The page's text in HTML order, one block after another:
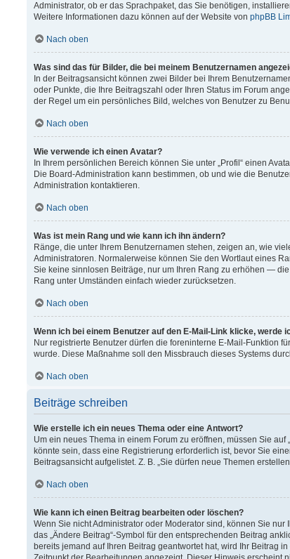
Administrator, ob er das Sprachpaket, das Sie benötigen,
Weitere Informationen dazu können auf der Website von phpBB
Nach oben
Was sind das für Bilder, die bei meinem Benutzernamen
In der Beitragsansicht können zwei Bilder bei Ihrem
oder Punkte, die Ihre Beitragszahl oder Ihren Status im Forum
der Regel um ein persönliches Bild, welches von Benutzer zu
Nach oben
Wie verwende ich einen Avatar?
In Ihrem persönlichen Bereich können Sie unter „Profil“ einen
Die Board-Administration kann bestimmen, ob und wie die
Administration kontaktieren.
Nach oben
Was ist mein Rang und wie kann ich ihn ändern?
Ränge, die unter Ihrem Benutzernamen stehen, zeigen an, wie
Administratoren. Normalerweise können Sie den Wortlaut eines
Sie keine sinnlosen Beiträge, nur um Ihren Rang zu erhöhen —
Rang unter Umständen einfach wieder zurücksetzen.
Nach oben
Wenn ich bei einem Benutzer auf den E-Mail-Link klicke, werde
Nur registrierte Benutzer dürfen die foreninterne E-Mail-Funktion
wurde. Diese Maßnahme soll den Missbrauch dieses Systems
Nach oben
Beiträge schreiben
Wie erstelle ich ein neues Thema oder eine Antwort?
Um ein neues Thema in einem Forum zu eröffnen, müssen Sie
könnte sein, dass eine Registrierung erforderlich ist, bevor Sie
Beitragsansicht aufgelistet. Z. B. „Sie dürfen neue Themen
Nach oben
Wie kann ich einen Beitrag bearbeiten oder löschen?
Wenn Sie nicht Administrator oder Moderator sind, können Sie
das „Ändere Beitrag“-Symbol für den entsprechenden Beitrag
bereits jemand auf Ihren Beitrag geantwortet hat, wird Ihr Beitrag